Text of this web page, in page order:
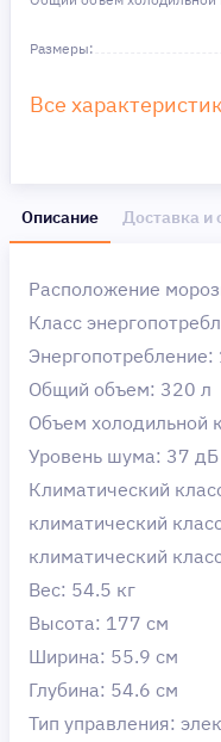
Размеры:
Все
Описание Доставка и
Расположение
Класс
Общий объем: 320 л
Объем холодильной
Уровень шума: 37 дБ
Климатический
климатический
климатический
Вес: 54.5 кг
Высота: 177 см
Ширина: 55.9 см
Глубина: 54.6 см
Тип управления: